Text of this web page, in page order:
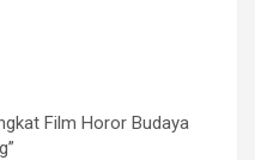
Film Horor Budaya